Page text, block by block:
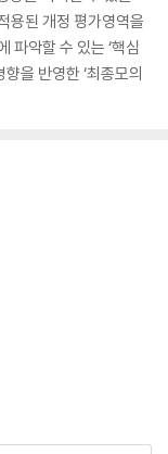
용된 개정 평가영역을
파악할 수 있는 ‘핵심
을 반영한 ‘최종모의